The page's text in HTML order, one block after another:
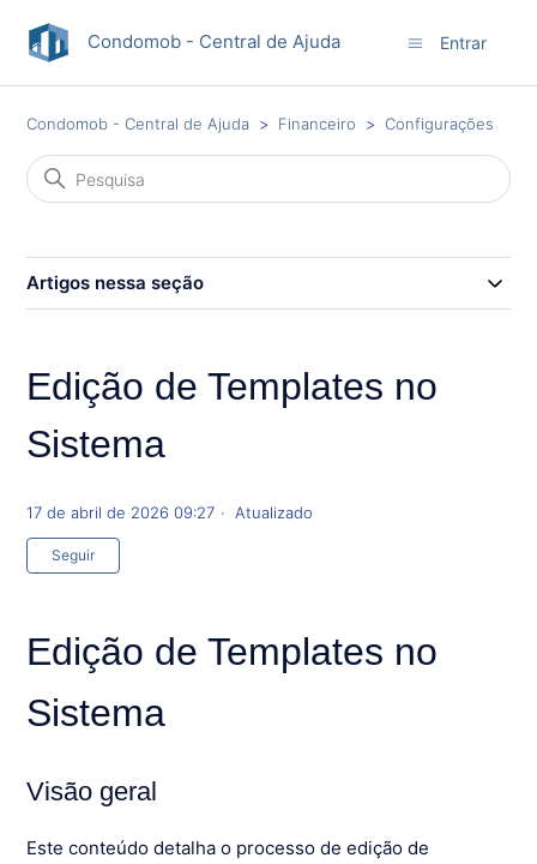
Condomob - Central de Ajuda Entrar
Condomob - Central de Ajuda Financeiro Configurações
Artigos nessa seção
Edição de Templates no
Sistema
17 de abril de 2026 09:27 Atualizado
Seguir
Edição de Templates no
Sistema
Visão geral
Este conteúdo detalha o processo de edição de